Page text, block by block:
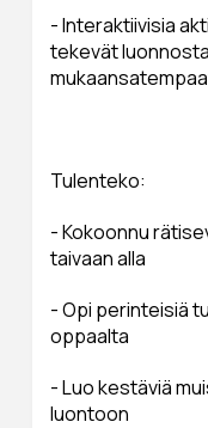
- Interaktiivisia
tekevät
Tulenteko:
- Kokoonnu
taivaan alla
- Opi perinteisiä
oppaalta
- Luo kestäviä
luontoon